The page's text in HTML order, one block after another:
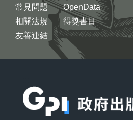
常見問題
相關法規
友善連結
OpenData
得獎書目